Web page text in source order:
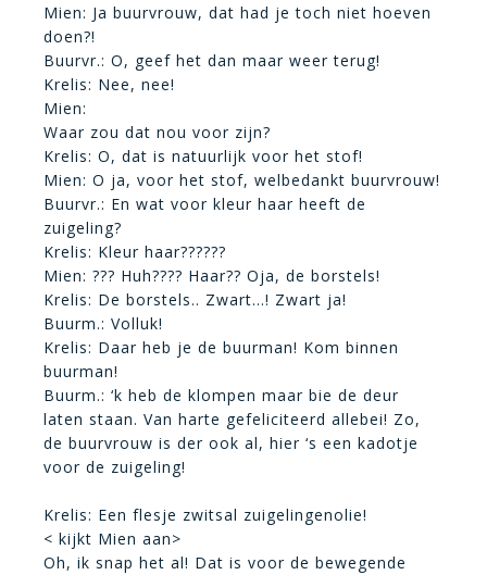
Mien: Ja buurvrouw, dat had je toch niet hoeven
doen?!
Buurvr.: O, geef het dan maar weer terug!
Krelis: Nee, nee!
Mien:
Waar zou dat nou voor zijn?
Krelis: O, dat is natuurlijk voor het stof!
Mien: O ja, voor het stof, welbedankt buurvrouw!
Buurvr.: En wat voor kleur haar heeft de
zuigeling?
Krelis: Kleur haar??????
Mien: ??? Huh???? Haar?? Oja, de borstels!
Krelis: De borstels.. Zwart…! Zwart ja!
Buurm.: Volluk!
Krelis: Daar heb je de buurman! Kom binnen
buurman!
Buurm.: ‘k heb de klompen maar bie de deur
laten staan. Van harte gefeliciteerd allebei! Zo,
de buurvrouw is der ook al, hier ‘s een kadotje
voor de zuigeling!
Krelis: Een flesje zwitsal zuigelingenolie!
< kijkt Mien aan>
Oh, ik snap het al! Dat is voor de bewegende